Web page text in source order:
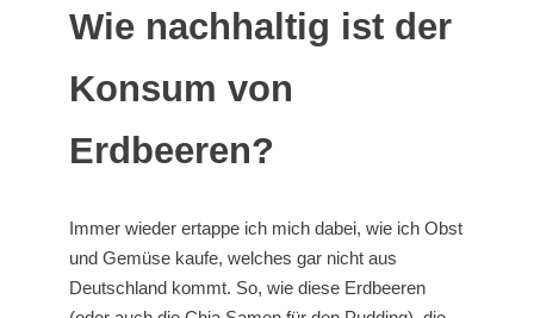
Wie nachhaltig ist der
Konsum von
Erdbeeren?
Immer wieder ertappe ich mich dabei, wie ich Obst
und Gemüse kaufe, welches gar nicht aus
Deutschland kommt. So, wie diese Erdbeeren